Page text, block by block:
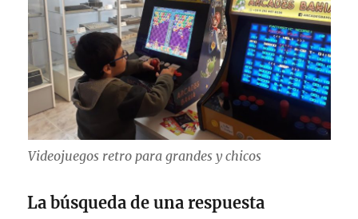
Videojuegos retro para grandes y chicos
La búsqueda de una respuesta